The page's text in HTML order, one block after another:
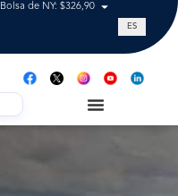
Bolsa de NY: $326,90 Tasa de
ES